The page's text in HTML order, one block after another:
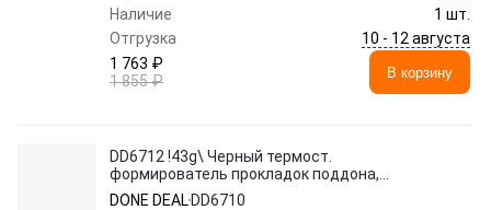
Наличие
1 шт.
Отгрузка
10 - 12 августа
1 763 ₽
1 855 ₽
В корзину
DD6712 !43g\ Черный термост.
формирователь прокладок поддона,
клап. крышки, впуск.колектора
DONE DEAL DD6710